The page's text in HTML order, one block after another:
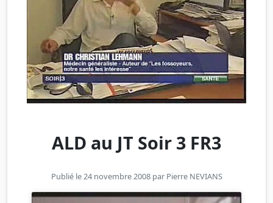
ALD au JT Soir 3 FR3
Publié le 24 novembre 2008 par Pierre NEVIANS